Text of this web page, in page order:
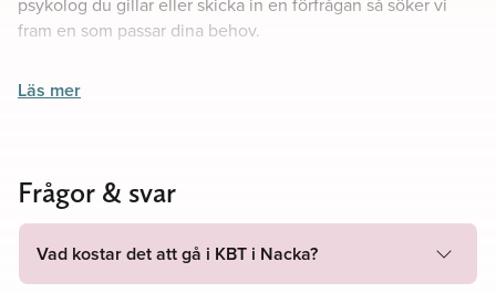
psykolog du gillar eller skicka in en förfrågan så söker vi
fram en som passar dina behov.
Flexibla mötesalternativ:
Skräddarsydd terapiplan:
terapiplan som tar hänsyn till dina unika omständigheter.
Empati och expertis
Läs mer
Frågor & svar
Vad kostar det att gå i KBT i Nacka?